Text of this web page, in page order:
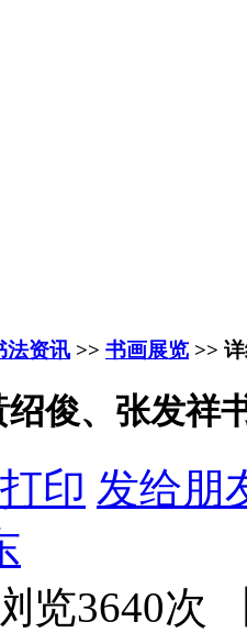
法资讯 >> 书画展览 >>
俊、张发祥
打印 发给朋
览3640次